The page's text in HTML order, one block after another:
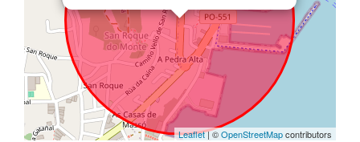
Leaflet| ©OpenStreetMapcontributors